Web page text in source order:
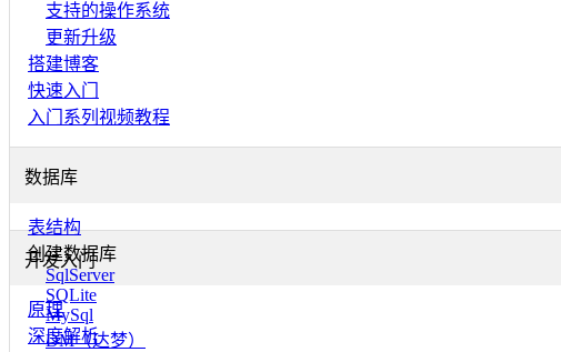
支持的操作系统
更新升级
搭建博客
快速入门
入门系列视频教程
数据库
表结构
创建数据库
SqlServer
SQLite
MySql
DM（达梦）
开发入门
原理
深度解析